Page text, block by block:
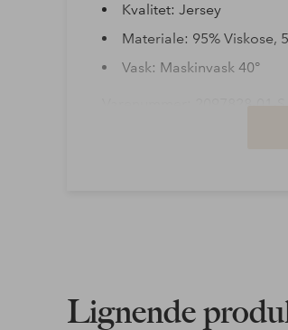
Kvalitet: Jersey
Materiale: 95% Viskose,
Vask: Maskinvask 40°
Lignende